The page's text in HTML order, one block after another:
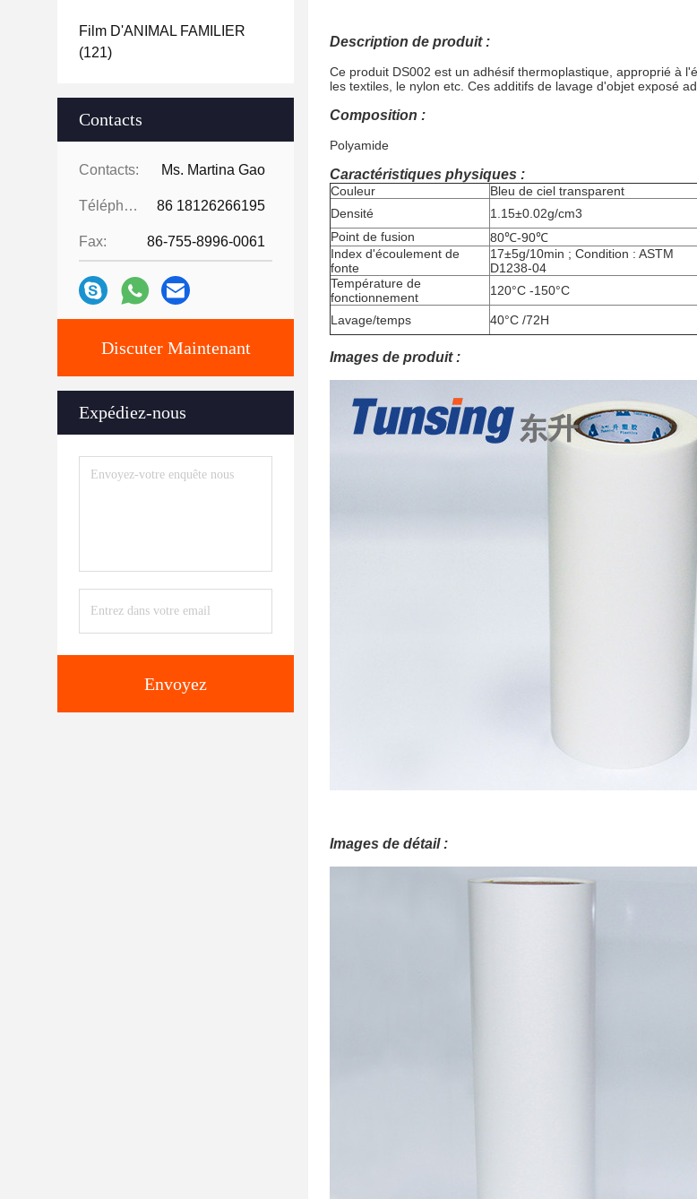
Film D'ANIMAL FAMILIER
(121)
Contacts
Contacts: Ms. Martina Gao
Téléphone: 86 18126266195
Fax: 86-755-8996-0061
Discuter Maintenant
Expédiez-nous
Envoyez
Description de produit :
Ce produit DS002 est un adhésif thermoplastique, approprié à
les textiles, le nylon etc. Ces additifs de lavage d'objet exposé
Composition :
Polyamide
Caractéristiques physiques :
Couleur Bleu de ciel transparent
Densité
1.15±0.02g/cm3
Point de fusion
80℃-90℃
Index d'écoulement de
fonte
17±5g/10min ; Condition : ASTM
D1238-04
Température de
fonctionnement
120°C -150°C
Lavage/temps 40°C /72H
Images de produit :
Images de détail :